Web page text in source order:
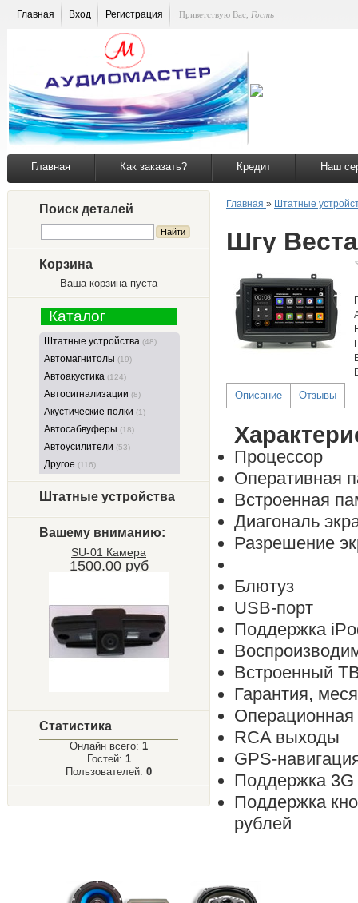
Главная Вход Регистрация Приветствую Вас Гость
Главная Как заказать? Кредит Наш
Поиск деталей
Корзина
Ваша корзина пуста
Каталог
Штатные устройства (48)
Автомагнитолы (19)
Автоакустика (124)
Автосигнализации (8)
Акустические полки (1)
Автосабвуферы (18)
Автоусилители (53)
Другое (116)
Штатные устройства
Вашему вниманию:
SU-01 Камера
1500.00 руб
Статистика
Онлайн всего: 1
Гостей: 1
Пользователей: 0
Главная » Штатные
Шгу Веста
Описание Отзывы
Процессор
Оперативная
Встроенная
Диагональ
Разрешение
Блютуз
USB-порт
Поддержка
Встроенный
Гарантия,
Операционная
RCA выходы
GPS-
Поддержка
Поддержка
рублей